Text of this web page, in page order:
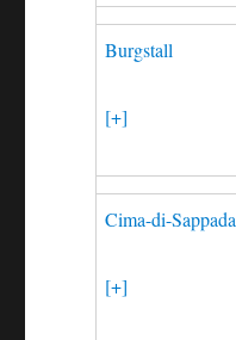
Burgstall
[+]
Cima-di-Sappada
[+]